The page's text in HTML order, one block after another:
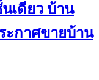
เดียว บ้าน
ะกาศขายบ้าน